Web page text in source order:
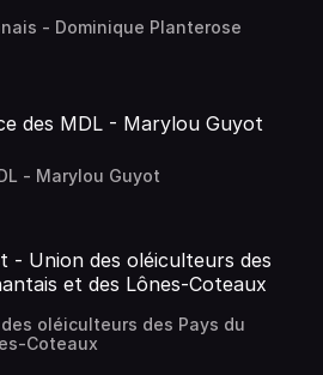
- Dominique Planterose
des MDL - Marylou Guyot
- Marylou Guyot
- Union des oléiculteurs des
et des Lônes-Coteaux
oléiculteurs des Pays du
Coteaux